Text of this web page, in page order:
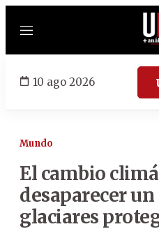
Menú
10 ago 2026
Mundo
El cambio
desaparecer
glaciares